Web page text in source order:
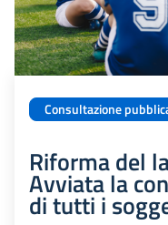
Consultazione
Riforma del
Avviata la
di tutti i